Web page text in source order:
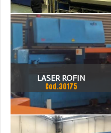
USO E FUNZIONANTE.
LASER ROFIN
Cod.30175